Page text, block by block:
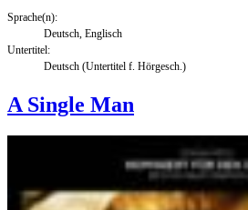
Sprache(n):
Deutsch, Englisch
Untertitel:
Deutsch (Untertitel f. Hörgesch.)
A Single Man